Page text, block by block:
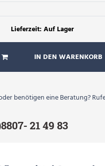
Auf Lager
IN DEN WARENKORB
benötigen eine Beratung?
21 49 83